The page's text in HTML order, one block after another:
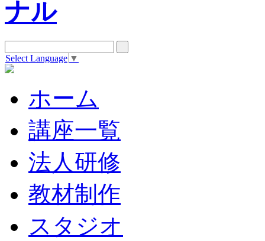
Select Language ▼
ホーム
講座一覧
法人研修
教材制作
スタジオ